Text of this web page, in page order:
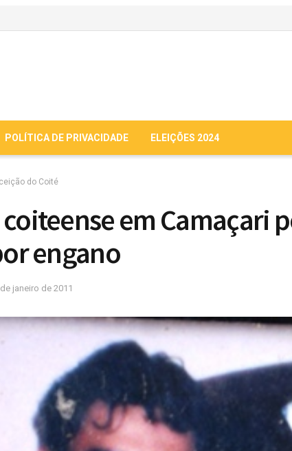
POLÍTICA DE PRIVACIDADE ELEIÇÕES 2024
do Coité
em Camaçari
engano
janeiro de 2011